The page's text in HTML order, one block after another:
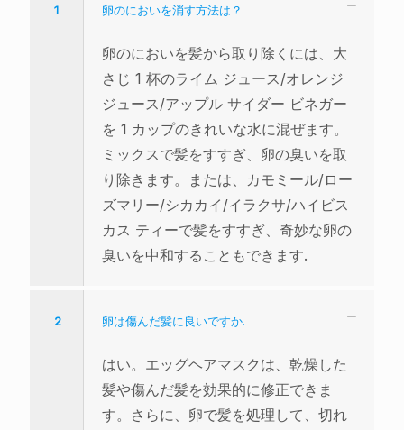
1 卵のにおいを消す方法は？
卵のにおいを髪から取り除くには、大
さじ 1 杯のライム ジュース/オレンジ
ジュース/アップル サイダー ビネガー
を 1 カップのきれいな水に混ぜます。
ミックスで髪をすすぎ、卵の臭いを取
り除きます。または、カモミール/ロー
ズマリー/シカカイ/イラクサ/ハイビス
カス ティーで髪をすすぎ、奇妙な卵の
臭いを中和することもできます.
2 卵は傷んだ髪に良いですか.
はい。エッグヘアマスクは、乾燥した
髪や傷んだ髪を効果的に修正できま
す。さらに、卵で髪を処理して、切れ